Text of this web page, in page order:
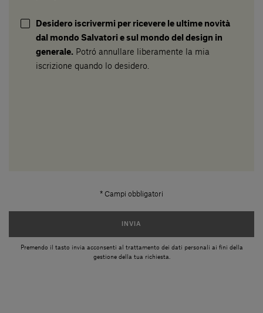
Desidero iscrivermi per ricevere le ultime novità
dal mondo Salvatori e sul mondo del design in
generale. Potró annullare liberamente la mia
iscrizione quando lo desidero.
* Campi obbligatori
INVIA
Premendo il tasto invia acconsenti al trattamento dei dati personali ai fini della
gestione della tua richiesta.